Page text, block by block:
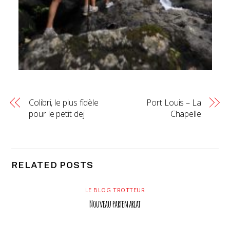
Colibri, le plus fidèle
pour le petit dej
Port Louis – La
Chapelle
RELATED POSTS
LE BLOG TROTTEUR
Nouveau partenariat